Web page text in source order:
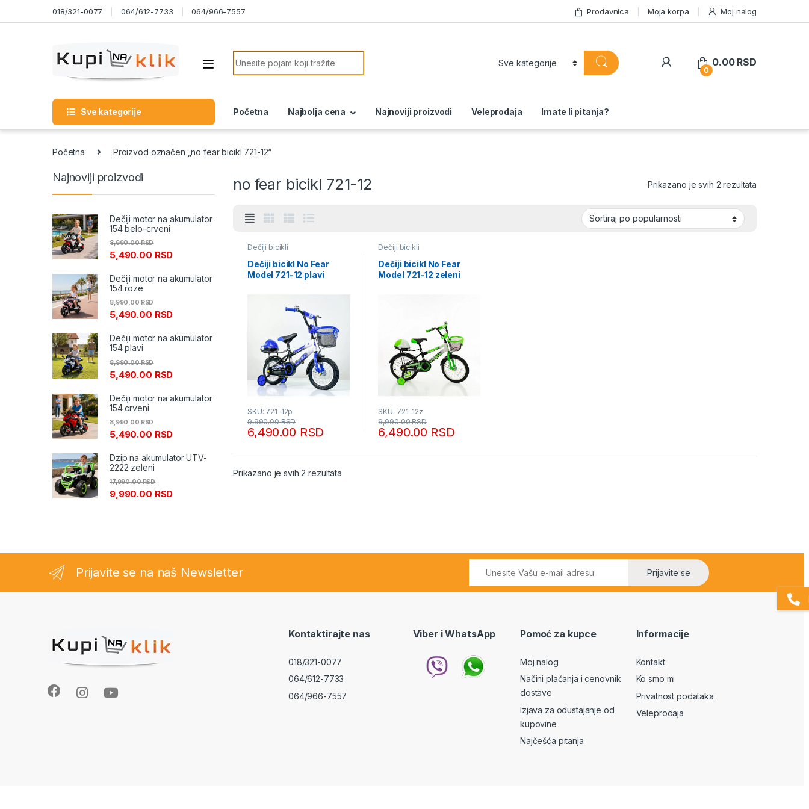
Skip to navigation018/321-0077 064/612-7733 064/966-7557 Prodavnica Moja korpa Moj nalog
Search for:
0
0.00 RSD
Sve kategorije Početna Najbolja cena Najnoviji proizvodi Veleprodaja Imate li pitanja?
Početna Proizvod označen „no fear bicikl 721-12“
no fear bicikl 721-12 Prikazano je svih 2 rezultata
Dečiji bicikli
Dečiji bicikl No Fear
Model 721-12 plavi
SKU: 721-12p
6,490.00 RSD
9,990.00RSD
Dečiji bicikli
Dečiji bicikl No Fear
Model 721-12 zeleni
SKU: 721-12z
6,490.00 RSD
9,990.00RSD
Prikazano je svih 2 rezultataSortirano po popularnosti
Najnoviji proizvodi
Dečiji motor na akumulator
154 belo-crveni
5,490.00 RSD
8,990.00RSD
Dečiji motor na akumulator
154 roze
5,490.00 RSD
8,990.00RSD
Dečiji motor na akumulator
154 plavi
5,490.00 RSD
8,990.00RSD
Dečiji motor na akumulator
154 crveni
5,490.00 RSD
8,990.00RSD
Dzip na akumulator UTV-
2222 zeleni
9,990.00 RSD
17,990.00RSD
Prijavite se na naš Newsletter Prijavite se
Kontaktirajte nas
018/321-0077
064/612-7733
064/966-7557
Viber i WhatsApp Pomoć za kupce
Moj nalog
Načini plaćanja i cenovnik
dostave
Izjava za odustajanje od
kupovine
Najčešća pitanja
Informacije
Kontakt
Ko smo mi
Privatnost podataka
Veleprodaja